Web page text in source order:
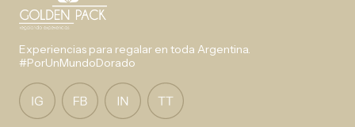
Experiencias para regalar en toda Argentina.
#PorUnMundoDorado